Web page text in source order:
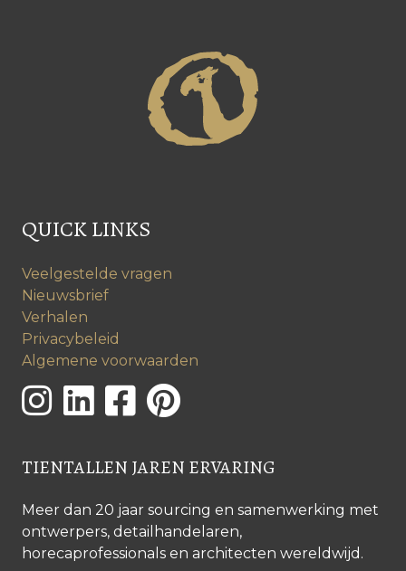
QUICK LINKS
Veelgestelde vragen
Nieuwsbrief
Verhalen
Privacybeleid
Algemene voorwaarden
TIENTALLEN JAREN ERVARING
Meer dan 20 jaar sourcing en samenwerking met
ontwerpers, detailhandelaren,
horecaprofessionals en architecten wereldwijd.